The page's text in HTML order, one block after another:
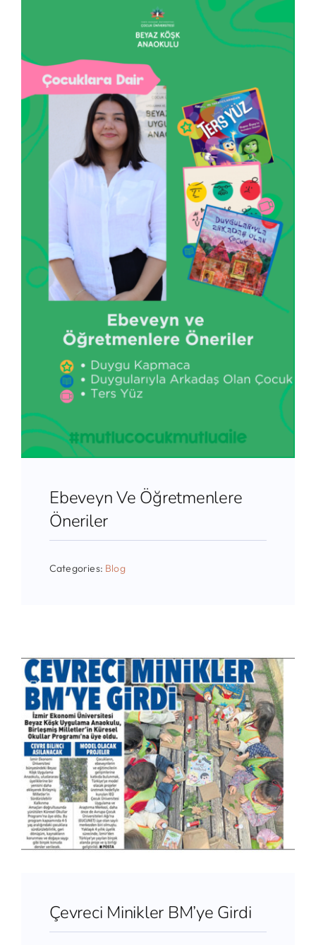
Ebeveyn Ve Öğretmenlere
Öneriler
Categories: Blog
Çevreci Minikler BM’ye Girdi